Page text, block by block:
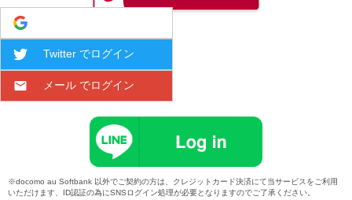
Twitter でログイン
メール でログイン
※docomo au Softbank 以外でご契約の方は、クレジットカード決済にて当サービスをご利用
いただけます、ID認証の為にSNSログイン処理が必要となりますのでご了承ください。